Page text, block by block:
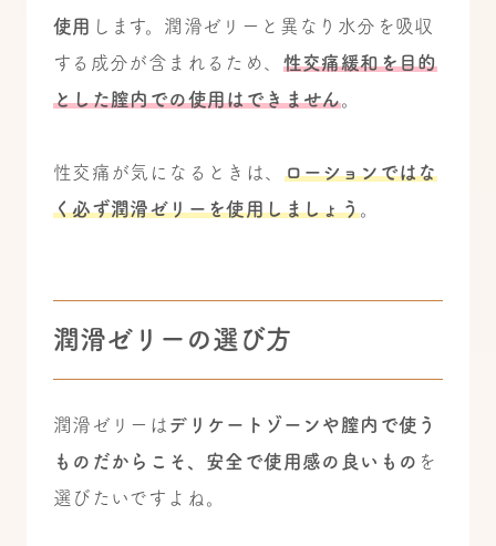
使用 します。潤滑ゼリーと異なり水分を吸収
する成分が含まれるため、 性交痛緩和を目的
とした膣内での使用はできません。
性交痛が気になるときは、 ローションではな
く必ず潤滑ゼリーを使用しましょう。
潤滑ゼリーの選び方
潤滑ゼリーは デリケートゾーンや膣内で使う
ものだからこそ、安全で使用感の良いもの を
選びたいですよね。